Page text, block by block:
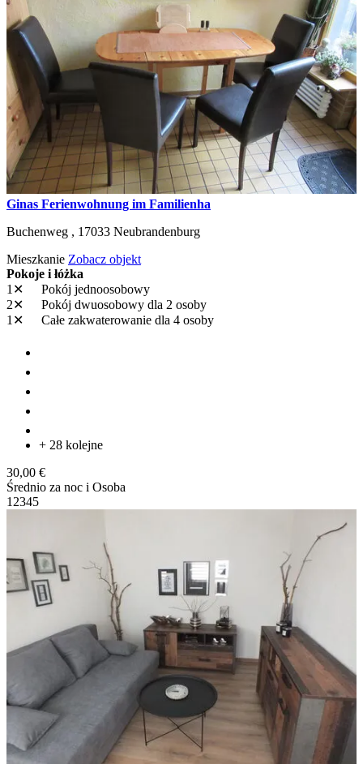
Ginas Ferienwohnung im Familienha
Buchenweg , 17033 Neubrandenburg
Mieszkanie Zobacz objekt
Pokoje i łóżka
1✕
Pokój jednoosobowy
2✕
Pokój dwuosobowy dla 2 osoby
1✕
Całe zakwaterowanie dla 4 osoby
+ 28 kolejne
30,00 €
Średnio za noc i Osoba
1 2345